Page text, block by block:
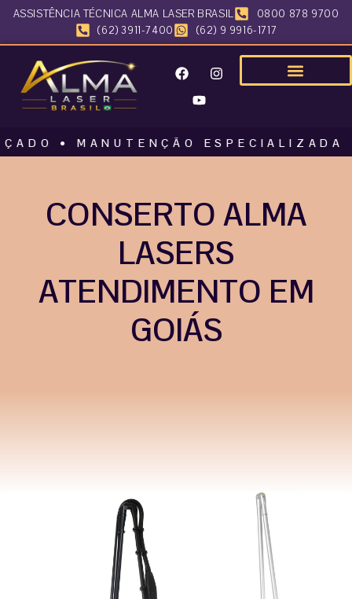
ASSISTÊNCIA TÉCNICA ALMA LASER BRASIL
0800 878 9700
(62) 3911-7400
(62) 9 9916-1717
• MANUTENÇÃO ESPECIALIZADA
CONSERTO ALMA
LASERS
ATENDIMENTO EM
GOIÁS